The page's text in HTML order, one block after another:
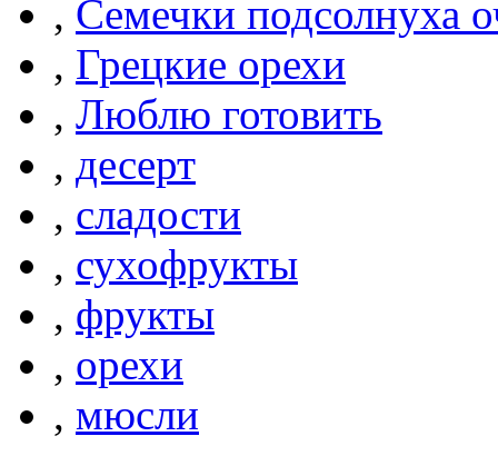
, Семечки подсолнуха
, Грецкие орехи
, Люблю готовить
, десерт
, сладости
, сухофрукты
, фрукты
, орехи
, мюсли